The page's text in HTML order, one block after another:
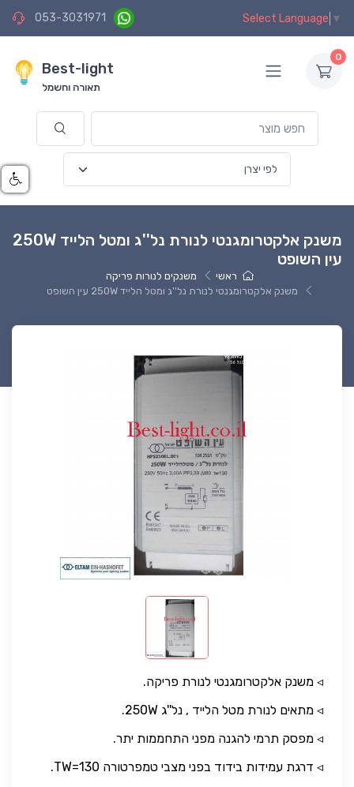
053-3031971 Select Language ▼
Best-light
תאורה וחשמל
0
משנק אלקטרומגנטי לנורת נל''ג ומטל הלייד 250W
עין השופט
ראשי
משנקים לנורות פריקה
משנק אלקטרומגנטי לנורת נל''ג ומטל הלייד 250W עין השופט
◃ משנק אלקטרומגנטי לנורת פריקה.
◃ מתאים לנורת מטל הלייד , נל''ג 250W.
◃ מפסק תרמי להגנה מפני התחממות יתר.
◃ דרגת עמידות בידוד בפני מצבי טמפרטורה TW=130.